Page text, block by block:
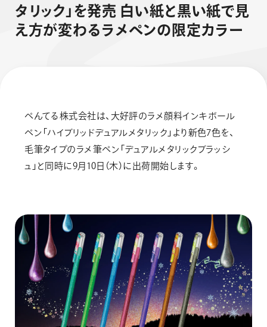
マーカー
シャープペン
その他
ぺんてるについてトップ
メッセージ
タ リック 」 を発売 白い紙と黒い紙で 見
え 方が変わる ラ メペンの 限定カラ ー
ぺんてる株式会社は、大好評のラメ顔料インキボール
ペン「ハイブリッドデュアルメタリック」より新色7色を、
毛筆タイプのラメ筆ペン「デュアルメタリックブラッシ
ュ」と同時に9月10日（木）に出荷開始します。